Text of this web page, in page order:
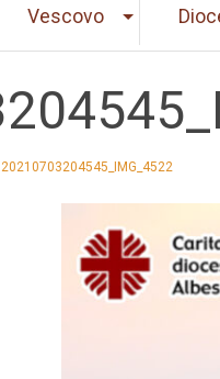
Vescovo
20210703204545_IMG_4522